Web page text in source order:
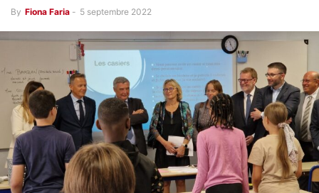
By Fiona Faria - 5 septembre 2022